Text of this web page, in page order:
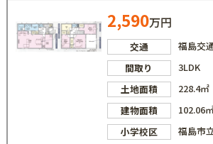
2,590万円
交通
福島交
間取り
3LDK
土地面積
228.4㎡
建物面積
102.06
小学校区
福島市